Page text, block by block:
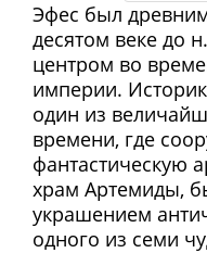
Эфес был
десятом веке до
центром во
империи.
один из
времени, где
фантастическую
храм Артемиды,
украшением
одного из семи